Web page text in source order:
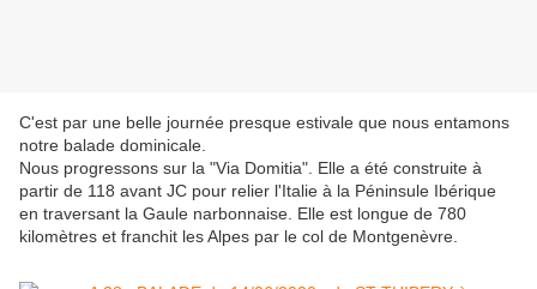
C'est par une belle journée presque estivale que nous entamons
notre balade dominicale.
Nous progressons sur la "Via Domitia". Elle a été construite à
partir de 118 avant JC pour relier l'Italie à la Péninsule Ibérique
en traversant la Gaule narbonnaise. Elle est longue de 780
kilomètres et franchit les Alpes par le col de Montgenèvre.